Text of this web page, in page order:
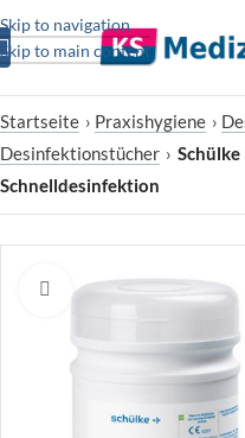
Skip to navigation
Skip to main content
Startseite › Praxishygiene ›
Desinfektionstücher ›
Schnelldesinfektion
Zum Vergrößern klicken